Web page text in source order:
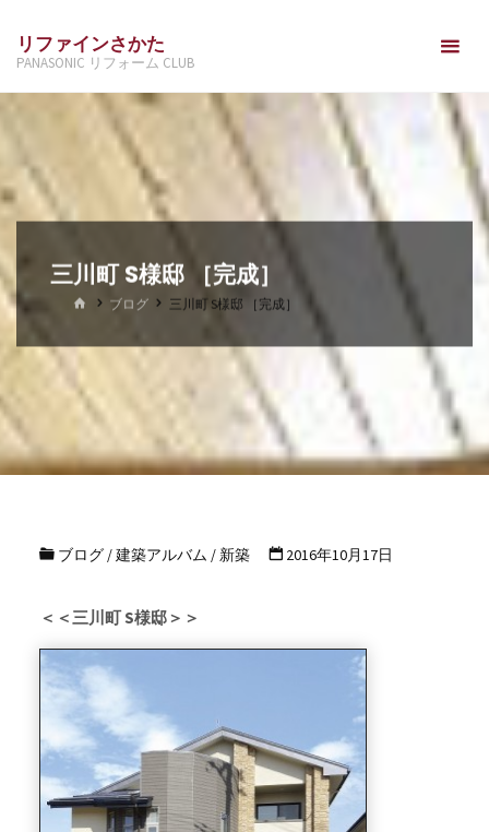
ン
ス
キ
プ
リファインさかた
PANASONIC リフォーム CLUB
三川町 S様邸 ［完成］
ホ ブログ 三川町 S様邸 ［完成］
ブログ/建築アルバム / 新築 2016年10月17日
＜＜三川町 S様邸＞＞